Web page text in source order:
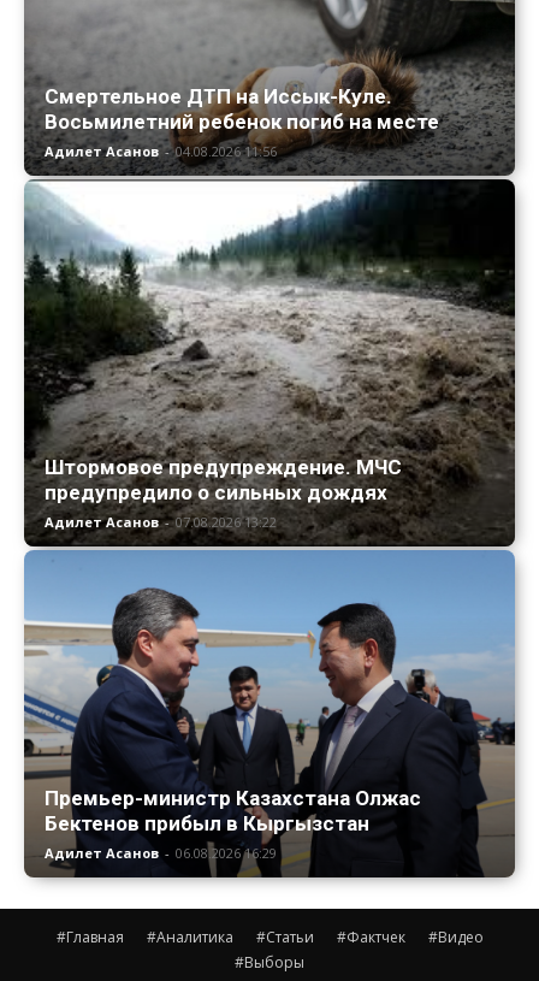
Смертельное ДТП на Иссык-Куле.
Восьмилетний ребенок погиб на месте
Адилет Асанов - 04.08.2026 11:56
Штормовое предупреждение. МЧС
предупредило о сильных дождях
Адилет Асанов - 07.08.2026 13:22
Премьер-министр Казахстана Олжас
Бектенов прибыл в Кыргызстан
Адилет Асанов - 06.08.2026 16:29
#Главная #Аналитика #Статьи #Фактчек
#Видео
#Выборы